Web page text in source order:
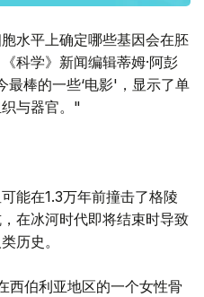
水平上确定哪些基因会在胚
科学》新闻编辑蒂姆·阿彭
棒的一些‘电影'，显示了单
与器官。"
能在1.3万年前撞击了格陵
在冰河时代即将结束时导致
历史。
西伯利亚地区的一个女性骨